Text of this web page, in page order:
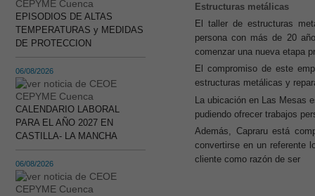
EPISODIOS DE ALTAS
TEMPERATURAS y MEDIDAS
DE PROTECCION
06/08/2026
CALENDARIO LABORAL
PARA EL AÑO 2027 EN
CASTILLA- LA MANCHA
06/08/2026
Estructuras metálicas
El taller de estructuras
persona con más de 20
comenzar una nueva etapa
El compromiso de este
estructuras metálicas y
La ubicación en Las Mesas
pudiendo ofrecer trabajos
Además, Capraru está
convertirse en un referente
cliente como razón de ser